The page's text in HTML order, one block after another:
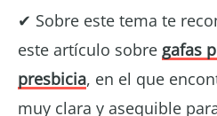
✔ Sobre este tema te
este artículo sobre gafas
presbicia, en el que
muy clara y asequible